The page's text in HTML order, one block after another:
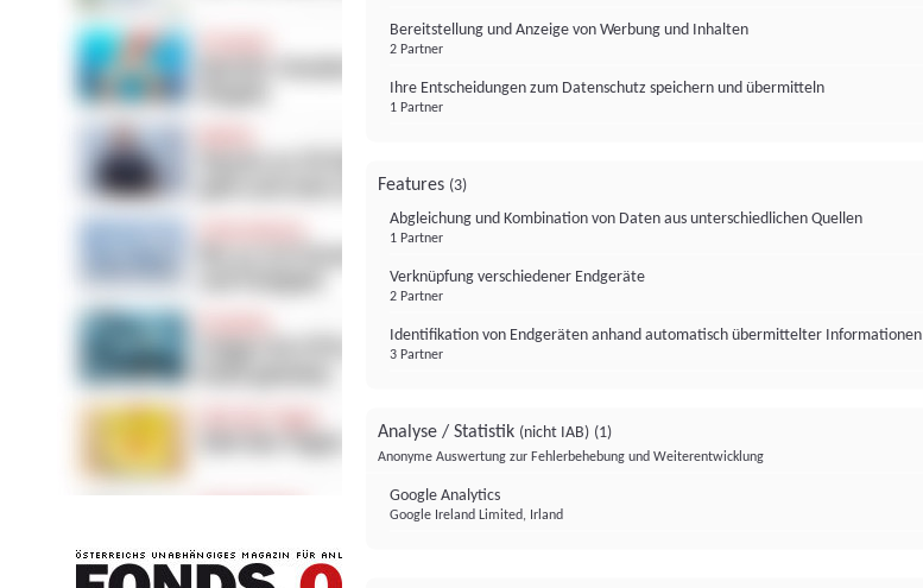
Bereitstellung und Anzeige von Werbung und Inhalten
2 Partner
Ihre Entscheidungen zum Datenschutz speichern und übermitteln
1 Partner
Features (3)
Abgleichung und Kombination von Daten aus unterschiedlichen Quellen
1 Partner
Verknüpfung verschiedener Endgeräte
2 Partner
Identifikation von Endgeräten anhand automatisch übermittelter Informationen
3 Partner
Analyse / Statistik (nicht IAB) (1)
Anonyme Auswertung zur Fehlerbehebung und Weiterentwicklung
Google Analytics
Google Ireland Limited, Irland